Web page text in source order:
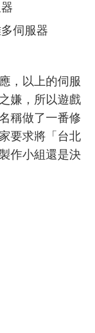
伺服器
，以上的伺服
之嫌，所以遊戲
稱做了一番修
要求將「台北
作小組還是決